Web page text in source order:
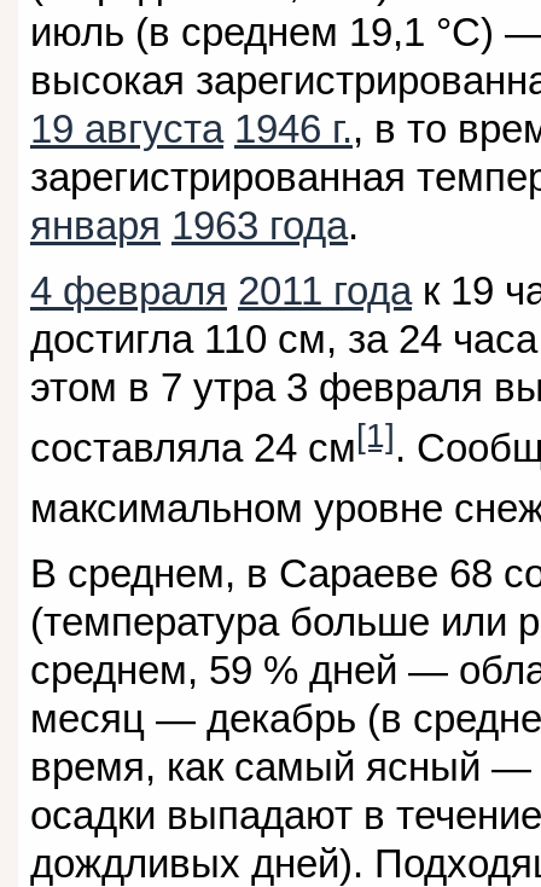
июль (в среднем 19,1 °C)
высокая
19 августа 1946 г., в то
зарегистрированная
января 1963 года.
4 февраля 2011 годак 19
достигла 110 см, за 24
этом в 7 утра 3 февраля
составляла 24 см[1].
максимальном уровне
В среднем, в Сараеве 68
(температура больше или
среднем, 59 % дней —
месяц — декабрь (в
время, как самый ясный —
осадки выпадают в
дождливых дней).